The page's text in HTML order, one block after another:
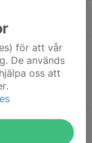
för att vår
De används
oss att